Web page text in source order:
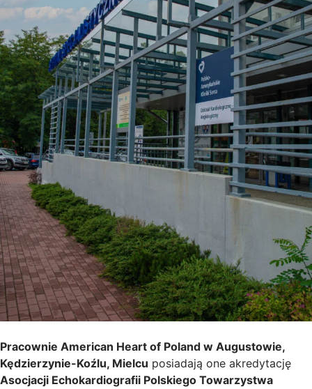
Pracownie American Heart of Poland w Augustowie,
Kędzierzynie-Koźlu, Mielcu posiadają one akredytację
Asocjacji Echokardiografii Polskiego Towarzystwa